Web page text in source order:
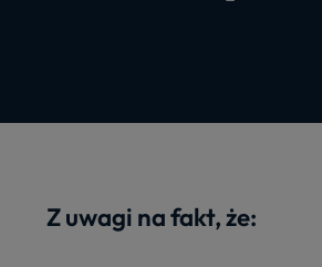
Z uwagi na fakt, że: